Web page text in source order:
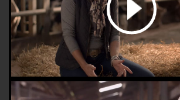
bekijk de video